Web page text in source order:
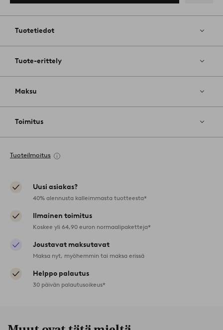
Tuotetiedot
Tuote-erittely
Maksu
Toimitus
Tuoteilmoitus
Uusi asiakas?
40% alennusta kalleimmasta tuotteesta*
Ilmainen toimitus
Koskee yli 64,90 euron normaalipaketteja*
Joustavat maksutavat
Maksa nyt, myöhemmin tai maksa erissä
Helppo palautus
30 päivän palautusoikeus*